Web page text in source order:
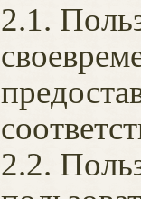
2.1.
2.2.